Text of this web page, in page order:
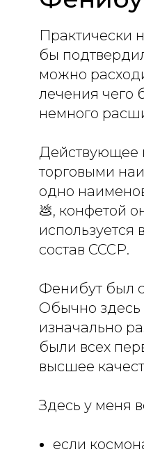
Практически
бы
можно
лечения чего
немного
Действующее
торговыми
одно
💩, конфетой
используется
состав СССР.
Фенибут был
Обычно здесь
изначально
были всех
высшее
Здесь у меня
если